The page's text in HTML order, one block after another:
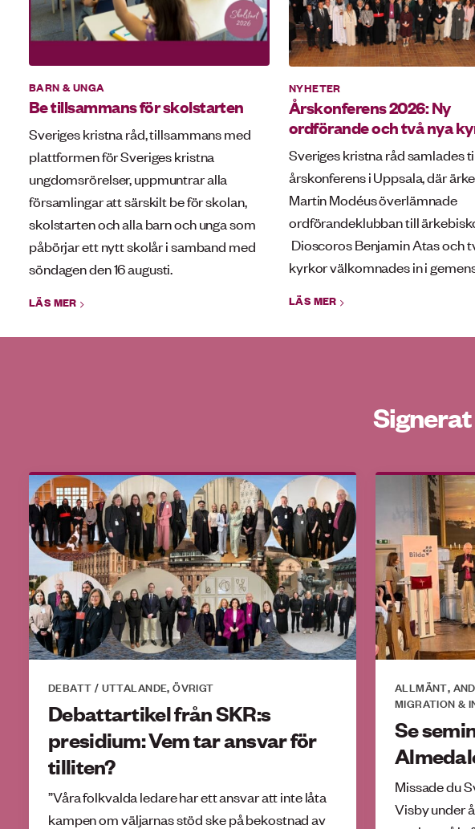
BARN & UNGA
Be tillsammans för skolstarten
Sveriges kristna råd, tillsammans med
plattformen för Sveriges kristna
ungdomsrörelser, uppmuntrar alla
församlingar att särskilt be för skolan,
skolstarten och alla barn och unga som
påbörjar ett nytt skolår i samband med
söndagen den 16 augusti.
LÄS MER
NYHETER
Årskonferens 2026: Ny
ordförande och två nya
Sveriges kristna råd samlades
årskonferens i Uppsala, där
Martin Modéus överlämnade
ordförandeklubban till
Dioscoros Benjamin Atas och
kyrkor välkomnades in i
LÄS MER
DEBATT / UTTALANDE,ÖVRIGT
Debattartikel från SKR:s
presidium: Vem tar ansvar för
tilliten?
”Våra folkvalda ledare har ett ansvar att inte låta
kampen om väljarnas stöd ske på bekostnad av
ALLMÄNT,
MIGRATION &
Se
Missade du
Visby under